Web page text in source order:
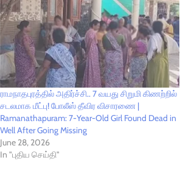
ராமநாதபுரத்தில் அதிர்ச்சி.. 7 வயது சிறுமி கிணற்றில்
சடலமாக மீட்பு! போலீஸ் தீவிர விசாரணை |
Ramanathapuram: 7-Year-Old Girl Found Dead in
Well After Going Missing
June 28, 2026
In "புதிய செய்தி"